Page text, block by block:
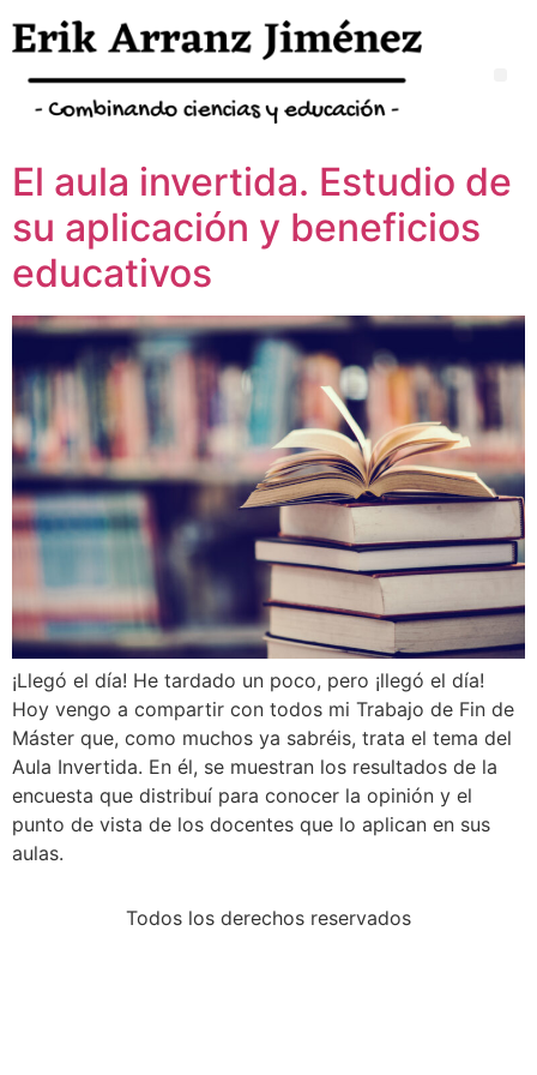
El aula invertida. Estudio de
su aplicación y beneficios
educativos
¡Llegó el día! He tardado un poco, pero ¡llegó el día!
Hoy vengo a compartir con todos mi Trabajo de Fin de
Máster que, como muchos ya sabréis, trata el tema del
Aula Invertida. En él, se muestran los resultados de la
encuesta que distribuí para conocer la opinión y el
punto de vista de los docentes que lo aplican en sus
aulas.
Todos los derechos reservados